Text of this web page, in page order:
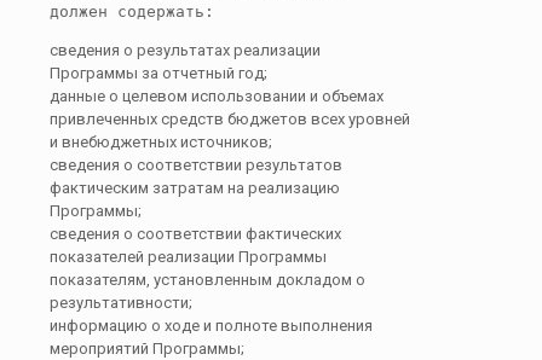
должен содержать:
сведения о результатах реализации
Программы за отчетный год;
данные о целевом использовании и объемах
привлеченных средств бюджетов всех уровней
и внебюджетных источников;
сведения о соответствии результатов
фактическим затратам на реализацию
Программы;
сведения о соответствии фактических
показателей реализации Программы
показателям, установленным докладом о
результативности;
информацию о ходе и полноте выполнения
мероприятий Программы;